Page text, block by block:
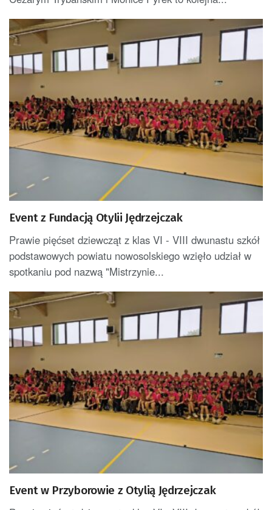
Event z Fundacją Otylii Jędrzejczak
Prawie pięćset dziewcząt z klas VI - VIII dwunastu szkół
podstawowych powiatu nowosolskiego wzięło udział w
spotkaniu pod nazwą "Mistrzynie...
Event w Przyborowie z Otylią Jędrzejczak